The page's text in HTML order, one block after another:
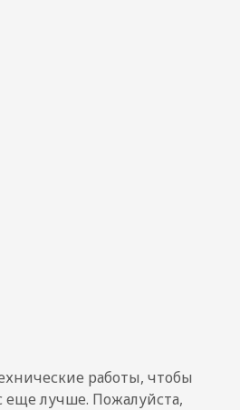
работы, чтобы
еще лучше. Пожалуйста,